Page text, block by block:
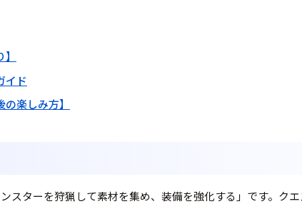
イド
楽しみ方】
スターを狩猟して素材を集め、装備を強化する」です。